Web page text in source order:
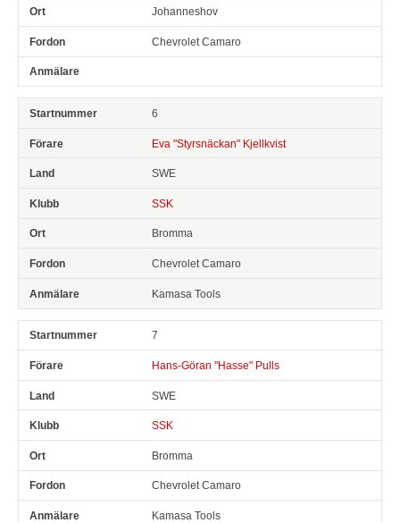
Johanneshov
Chevrolet Camaro
6
Eva "Styrsnäckan" Kjellkvist
SWE
SSK
Bromma
Chevrolet Camaro
Kamasa Tools
7
Hans-Göran "Hasse" Pulls
SWE
SSK
Bromma
Chevrolet Camaro
Kamasa Tools